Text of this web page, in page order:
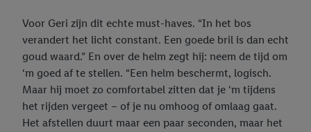
Voor Geri zijn dit echte must-haves. “In het bos
verandert het licht constant. Een goede bril is dan echt
goud waard.” En over de helm zegt hij: neem de tijd om
‘m goed af te stellen. “Een helm beschermt, logisch.
Maar hij moet zo comfortabel zitten dat je ‘m tijdens
het rijden vergeet – of je nu omhoog of omlaag gaat.
Het afstellen duurt maar een paar seconden, maar het